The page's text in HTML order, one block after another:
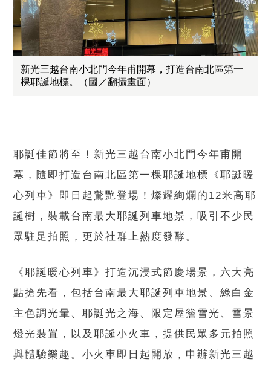
新光三越台南小北門今年甫開幕，打造台南北區第一
棵耶誕地標。（圖／翻攝畫面）
耶誕佳節將至！新光三越台南小北門今年甫開
幕，隨即打造台南北區第一棵耶誕地標《耶誕暖
心列車》即日起驚艷登場！燦耀絢爛的12米高耶
誕樹，裝載台南最大耶誕列車地景，吸引不少民
眾駐足拍照，更於社群上熱度發酵。
《耶誕暖心列車》打造沉浸式節慶場景，六大亮
點搶先看，包括台南最大耶誕列車地景、綠白金
主色調光暈、耶誕光之海、限定屋簷雪光、雪景
燈光裝置，以及耶誕小火車，提供民眾多元拍照
與體驗樂趣。小火車即日起開放，申辦新光三越